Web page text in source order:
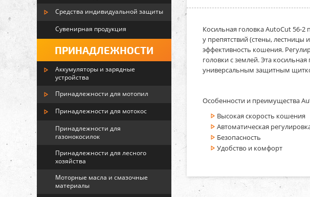
Средства индивидуальной защиты
Сувенирная продукция
ПРИНАДЛЕЖНОСТИ
Аккумуляторы и зарядные
устройства
Принадлежности для мотопил
Принадлежности для мотокос
Принадлежности для
газонокосилок
Принадлежности для лесного
хозяйства
Моторные масла и смазочные
материалы
Косильная головка AutoCut 56-2
у препятствий (стены,
эффективность кошения.
головки с землей. Эта
универсальным защитным
Особенности и преимущества
Высокая скорость кошения
Автоматическая
Безопасность
Удобство и комфорт